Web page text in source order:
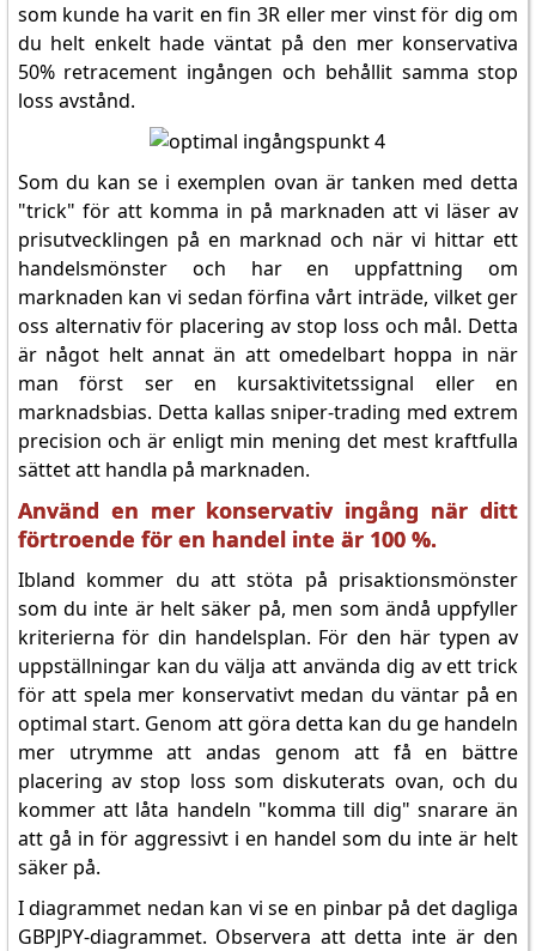
som kunde ha varit en fin 3R eller mer vinst för dig om
du helt enkelt hade väntat på den mer konservativa
50% retracement ingången och behållit samma stop
loss avstånd.
Som du kan se i exemplen ovan är tanken med detta
"trick" för att komma in på marknaden att vi läser av
prisutvecklingen på en marknad och när vi hittar ett
handelsmönster och har en uppfattning om
marknaden kan vi sedan förfina vårt inträde, vilket ger
oss alternativ för placering av stop loss och mål. Detta
är något helt annat än att omedelbart hoppa in när
man först ser en kursaktivitetssignal eller en
marknadsbias. Detta kallas sniper-trading med extrem
precision och är enligt min mening det mest kraftfulla
sättet att handla på marknaden.
Använd en mer konservativ ingång när ditt
förtroende för en handel inte är 100 %.
Ibland kommer du att stöta på prisaktionsmönster
som du inte är helt säker på, men som ändå uppfyller
kriterierna för din handelsplan. För den här typen av
uppställningar kan du välja att använda dig av ett trick
för att spela mer konservativt medan du väntar på en
optimal start. Genom att göra detta kan du ge handeln
mer utrymme att andas genom att få en bättre
placering av stop loss som diskuterats ovan, och du
kommer att låta handeln "komma till dig" snarare än
att gå in för aggressivt i en handel som du inte är helt
säker på.
I diagrammet nedan kan vi se en pinbar på det dagliga
GBPJPY-diagrammet. Observera att detta inte är den